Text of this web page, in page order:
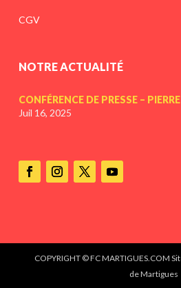
CGV
NOTRE ACTUALITÉ
CONFÉRENCE DE PRESSE –
Juil 16, 2025
COPYRIGHT © FC MARTIGUES.COM
de Martigues